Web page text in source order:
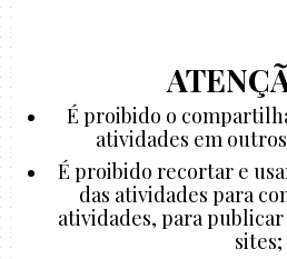
É proibido o
atividades em
É proibido recortar e
das atividades para
atividades, para
sites;